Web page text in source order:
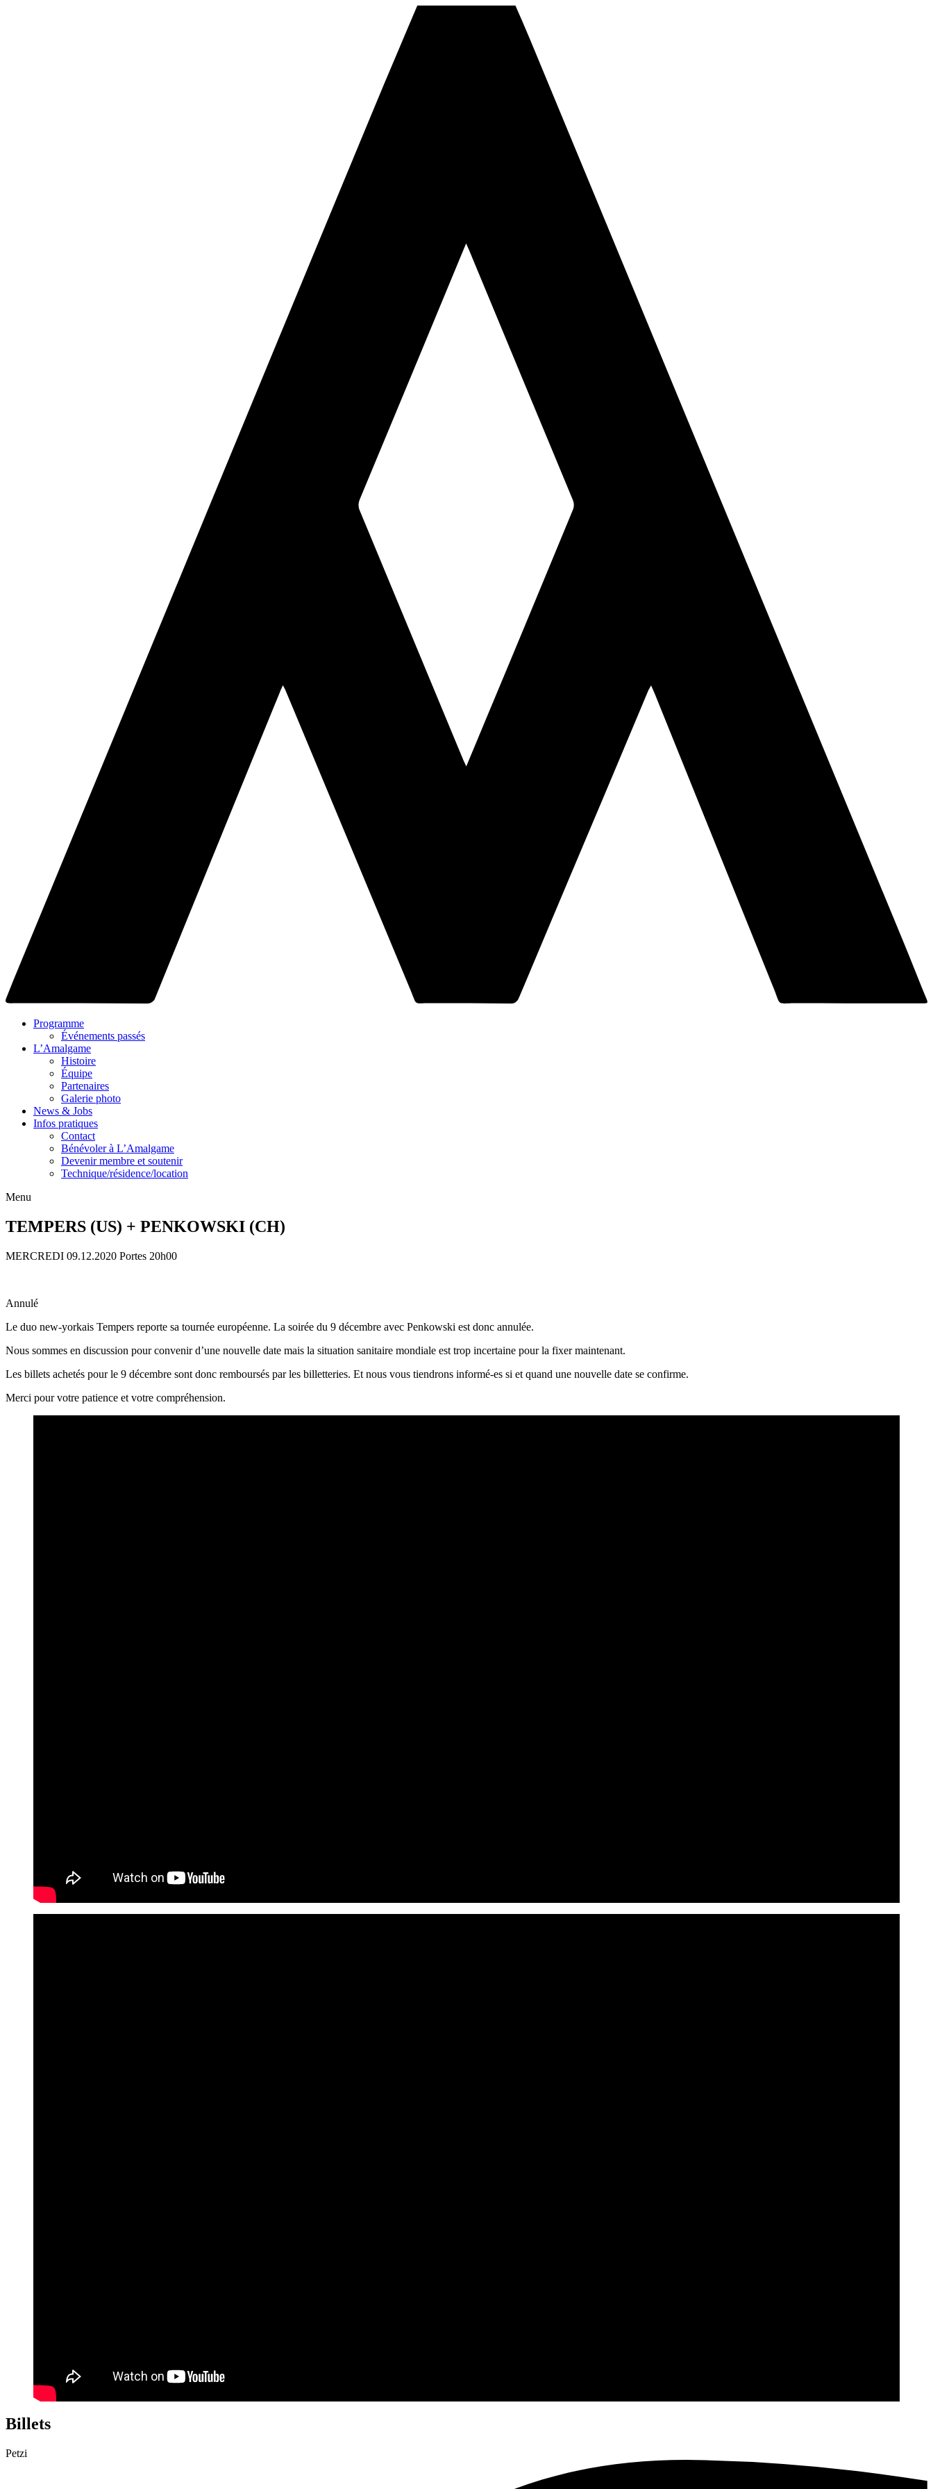
Programme
Événements passés
L’Amalgame
Histoire
Équipe
Partenaires
Galerie photo
News & Jobs
Infos pratiques
Contact
Bénévoler à L’Amalgame
Devenir membre et soutenir
Technique/résidence/location
Menu
TEMPERS (US) + PENKOWSKI (CH)
MERCREDI 09.12.2020 Portes 20h00
Annulé
Le duo new-yorkais Tempers reporte sa tournée européenne. La soirée du 9 décembre avec Penkowski est donc annulée.
Nous sommes en discussion pour convenir d’une nouvelle date mais la situation sanitaire mondiale est trop incertaine pour la fixer maintenant.
Les billets achetés pour le 9 décembre sont donc remboursés par les billetteries. Et nous vous tiendrons informé-es si et quand une nouvelle date se confirme.
Merci pour votre patience et votre compréhension.
Billets
Petzi